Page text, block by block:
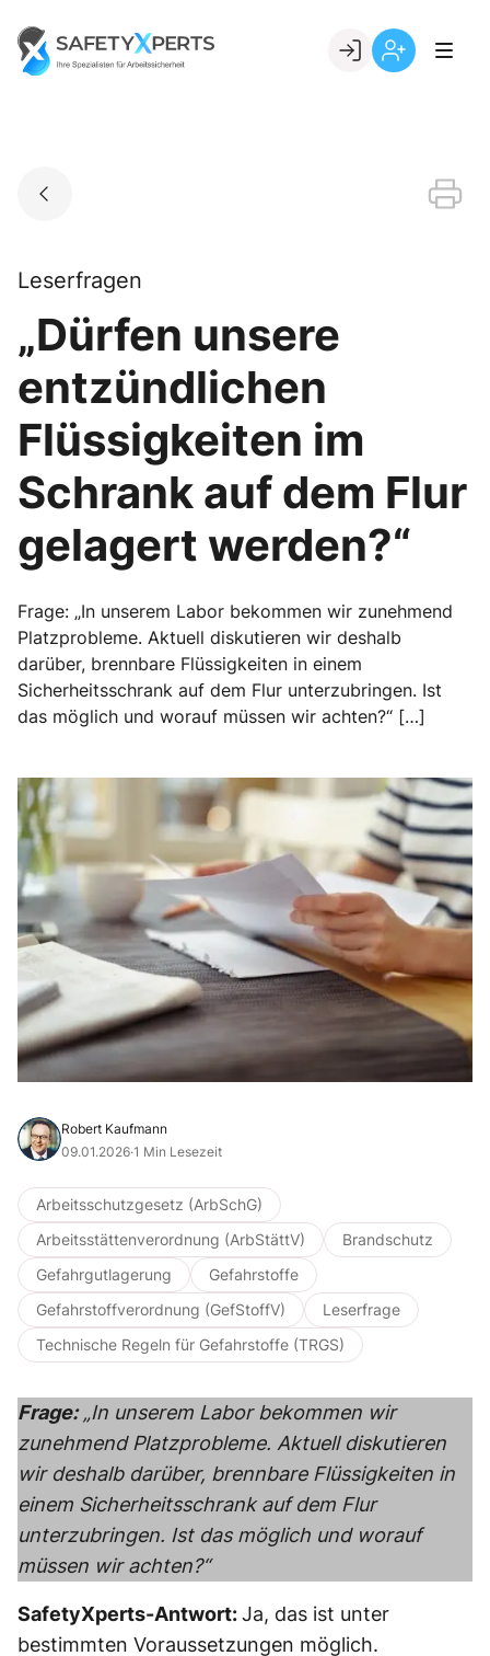
content
Go to landing page.
Leserfragen
„Dürfen unsere
entzündlichen
Flüssigkeiten im
Schrank auf dem Flur
gelagert werden?“
Frage: „In unserem Labor bekommen wir zunehmend
Platzprobleme. Aktuell diskutieren wir deshalb
darüber, brennbare Flüssigkeiten in einem
Sicherheitsschrank auf dem Flur unterzubringen. Ist
das möglich und worauf müssen wir achten?“ […]
Robert Kaufmann
09.01.2026·1 Min Lesezeit
Arbeitsschutzgesetz (ArbSchG)
Arbeitsstättenverordnung (ArbStättV)
Brandschutz
Gefahrgutlagerung
Gefahrstoffe
Gefahrstoffverordnung (GefStoffV)
Leserfrage
Technische Regeln für Gefahrstoffe (TRGS)
Frage:„In unserem Labor bekommen wir
zunehmend Platzprobleme. Aktuell diskutieren
wir deshalb darüber, brennbare Flüssigkeiten in
einem Sicherheitsschrank auf dem Flur
unterzubringen. Ist das möglich und worauf
müssen wir achten?“
SafetyXperts-Antwort:Ja, das ist unter
bestimmten Voraussetzungen möglich.